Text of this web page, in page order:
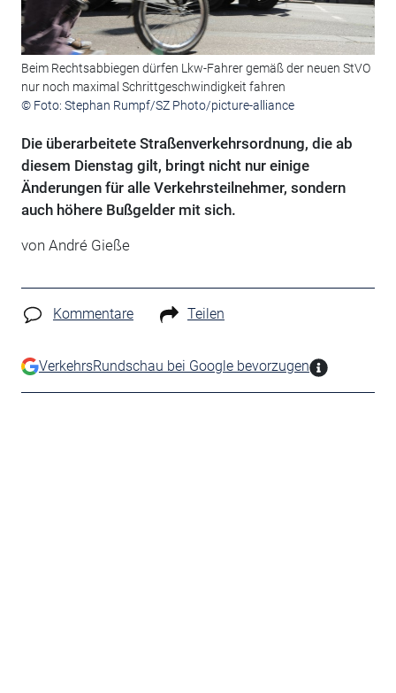
Beim Rechtsabbiegen dürfen Lkw-Fahrer gemäß der neuen StVO
nur noch maximal Schrittgeschwindigkeit fahren
© Foto: Stephan Rumpf/SZ Photo/picture-alliance
Die überarbeitete Straßenverkehrsordnung, die ab
diesem Dienstag gilt, bringt nicht nur einige
Änderungen für alle Verkehrsteilnehmer, sondern
auch höhere Bußgelder mit sich.
von André Gieße
Kommentare Teilen
VerkehrsRundschau bei Google bevorzugen